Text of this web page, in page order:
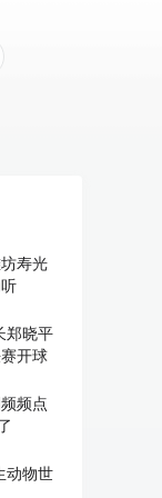
寿光
郑晓平
开球
频点
动物世